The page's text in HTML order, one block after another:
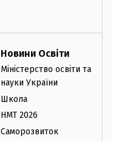
Новини Освіти
Міністерство освіти та
науки України
Школа
НМТ 2026
Саморозвиток